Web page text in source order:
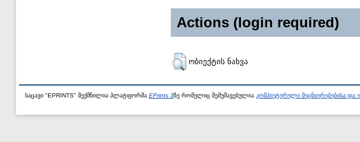
Actions (login required)
ობიექტის ნახვა
საცავი "EPRINTS" შექმნილია პლატფორმა EPrints 3ზე რომელიც შემუშავებულია კომპიუტერული მეცნიერებებისა